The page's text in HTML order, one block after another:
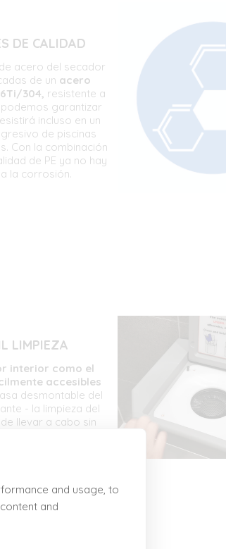
DE CALIDAD
acero del secador
de un acero
304, resistente a
garantizar
incluso en un
de piscinas
Con la combinación
de PE ya no hay
la corrosión.
LIMPIEZA
interior como el
accesibles
desmontable del
- la limpieza del
llevar a cabo sin
and usage, to
and